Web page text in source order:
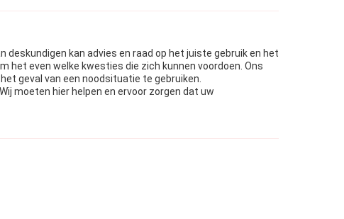
kan advies en raad op het juiste gebruik en het
het even welke kwesties die zich kunnen voordoen. Ons
geval van een noodsituatie te gebruiken.
moeten hier helpen en ervoor zorgen dat uw